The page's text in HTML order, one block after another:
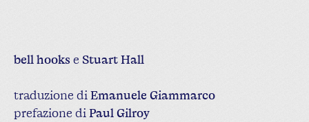
bell hooks e Stuart Hall
traduzione diEmanuele Giammarco
prefazione diPaul Gilroy